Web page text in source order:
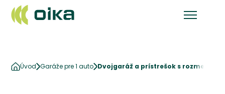
Úvod Garáže pre 1 auto Dvojgaráž a prístrešok s rozmermi 12